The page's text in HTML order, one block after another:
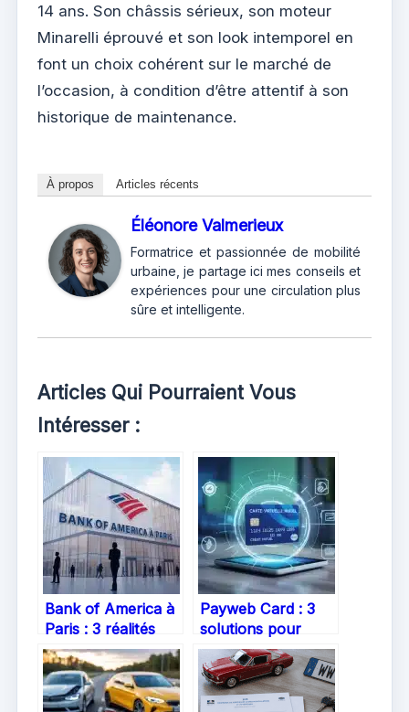
14 ans. Son châssis sérieux, son moteur
Minarelli éprouvé et son look intemporel en
font un choix cohérent sur le marché de
l’occasion, à condition d’être attentif à son
historique de maintenance.
À propos Articles récents
Éléonore Valmerieux
Formatrice et passionnée de mobilité
urbaine, je partage ici mes conseils et
expériences pour une circulation plus
sûre et intelligente.
Articles Qui Pourraient Vous
Intéresser :
Bank of America à
Paris : 3 réalités
sur ses services et
l’accès aux retraits
sans frais
Payweb Card : 3
solutions pour
sécuriser vos
paiements en ligne
sans exposer votre